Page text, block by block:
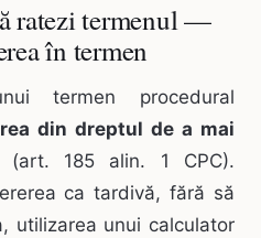
ratezi termenul —
în termen
termen procedural
din dreptul de a mai
185 alin. 1 CPC).
ca tardivă, fără să
utilizarea unui calculator